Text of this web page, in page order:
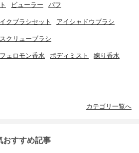
ビューラー パフ
クブラシセット アイシャドウブラシ
スクリューブラシ
フェロモン香水 ボディミスト 練り香水
カテゴリ一覧へ
おすすめ記事